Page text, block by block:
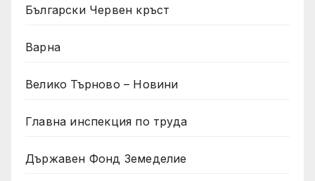
Български Червен кръст
Варна
Велико Търново – Новини
Главна инспекция по труда
Държавен Фонд Земеделие